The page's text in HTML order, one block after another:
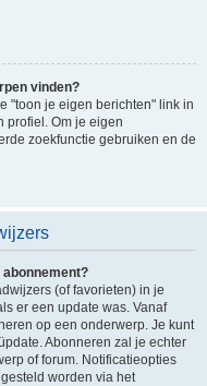
vinden?
"toon je eigen berichten" link in
profiel. Om je eigen
zoekfunctie gebruiken en de
(of favorieten) in je
er een update was. Vanaf
op een onderwerp. Je kunt
Abonneren zal je echter
of forum. Notificatieopties
worden via het